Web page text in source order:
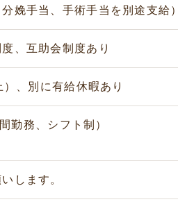
娩手当、手術手当を別途支給）
、互助会制度あり
、別に有給休暇あり
勤務、シフト制）
します。